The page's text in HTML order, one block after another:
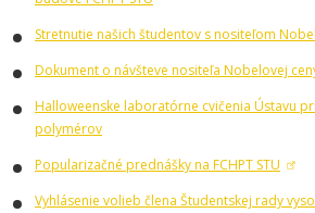
Stretnutie našich študentov s nositeľom
Dokument o návšteve nositeľa Nobelovej
Halloweenske laboratórne cvičenia Ústavu
polymérov
Popularizačné prednášky na FCHPT STU
Vyhlásenie volieb člena Študentskej rady